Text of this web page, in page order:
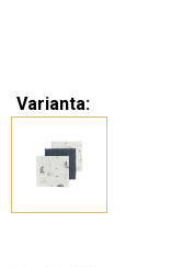
Varianta: